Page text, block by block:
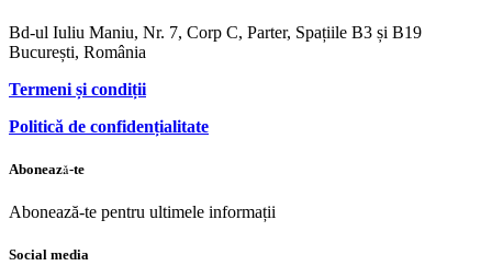
Bd-ul Iuliu Maniu, Nr. 7, Corp C, Parter, Spațiile B3 și B19
București, România
Termeni și condiții
Politică de confidențialitate
Abonează-te
Abonează-te pentru ultimele informații
Social media